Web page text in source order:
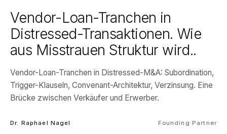
Vendor-Loan-Tranchen in
Distressed-Transaktionen. Wie
aus Misstrauen Struktur wird..
Vendor-Loan-Tranchen in Distressed-M&A: Subordination,
Trigger-Klauseln, Convenant-Architektur, Verzinsung. Eine
Brücke zwischen Verkäufer und Erwerber.
Dr. Raphael Nagel Founding Partner